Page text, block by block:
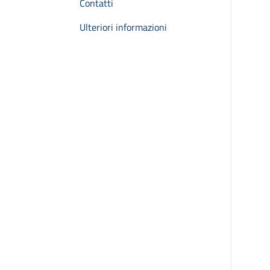
Contatti
Ulteriori informazioni